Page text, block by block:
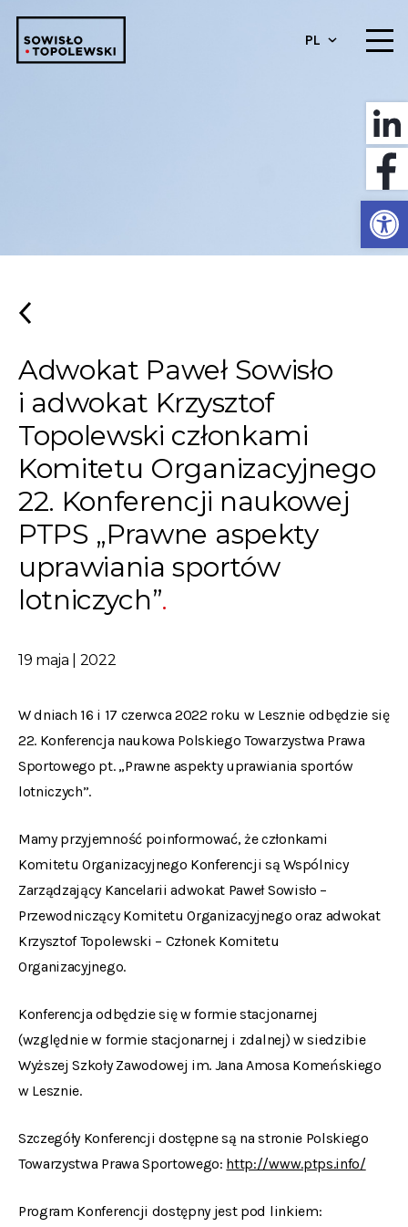
PL
Adwokat Paweł Sowisło
i adwokat Krzysztof
Topolewski członkami
Komitetu Organizacyjnego
22. Konferencji naukowej
PTPS „Prawne aspekty
uprawiania sportów
lotniczych”
19 maja | 2022
W dniach 16 i 17 czerwca 2022 roku w Lesznie odbędzie się
22. Konferencja naukowa Polskiego Towarzystwa Prawa
Sportowego pt. „Prawne aspekty uprawiania sportów
lotniczych”.
Mamy przyjemność poinformować, że członkami
Komitetu Organizacyjnego Konferencji są Wspólnicy
Zarządzający Kancelarii adwokat Paweł Sowisło –
Przewodniczący Komitetu Organizacyjnego oraz adwokat
Krzysztof Topolewski – Członek Komitetu
Organizacyjnego.
Konferencja odbędzie się w formie stacjonarnej
(względnie w formie stacjonarnej i zdalnej) w siedzibie
Wyższej Szkoły Zawodowej im. Jana Amosa Komeńskiego
w Lesznie.
Szczegóły Konferencji dostępne są na stronie Polskiego
Towarzystwa Prawa Sportowego: http://www.ptps.info/
Program Konferencji dostępny jest pod linkiem: